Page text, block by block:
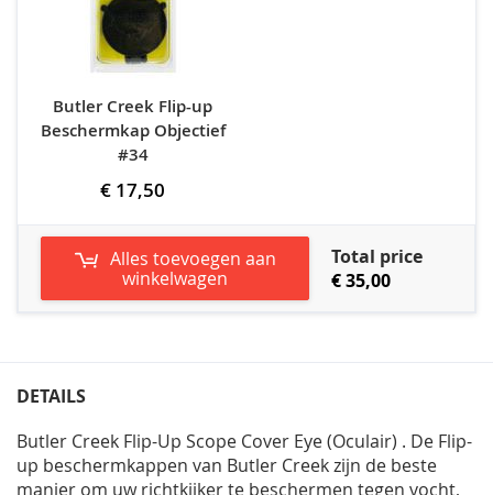
Butler Creek Flip-up
Beschermkap Objectief
#34
€ 17,50
Alles toevoegen aan
winkelwagen
Total price
€ 35,00
DETAILS
Butler Creek Flip-Up Scope Cover Eye (Oculair) . De Flip-
up beschermkappen van Butler Creek zijn de beste
manier om uw richtkijker te beschermen tegen vocht,